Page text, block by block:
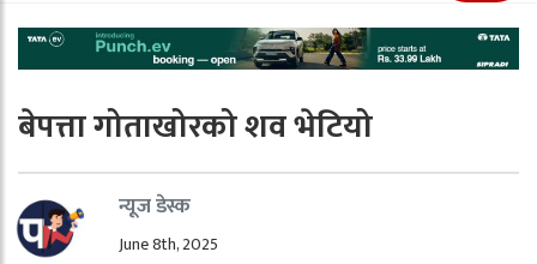
बेपत्ता गोताखोरको शव भेटियो
न्यूज डेस्क
June 8th, 2025